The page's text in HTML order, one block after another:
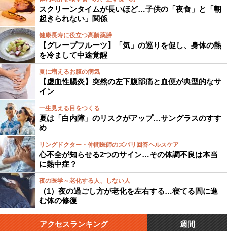
スクリーンタイムが長いほど…子供の「夜食」と「朝
起きられない」関係
健康長寿に役立つ高齢薬膳
【グレープフルーツ】「気」の巡りを促し、身体の熱
を冷まして中途覚醒
夏に増えるお腹の病気
【虚血性腸炎】突然の左下腹部痛と血便が典型的なサ
イン
一生見える目をつくる
夏は「白内障」のリスクがアップ…サングラスのすす
め
リングドクター・仲間医師のズバリ回答ヘルスケア
心不全が知らせる2つのサイン…その体調不良は本当
に熱中症？
夜の医学～老化する人、しない人
（1）夜の過ごし方が老化を左右する…寝てる間に進
む体の修復
アクセスランキング 週間